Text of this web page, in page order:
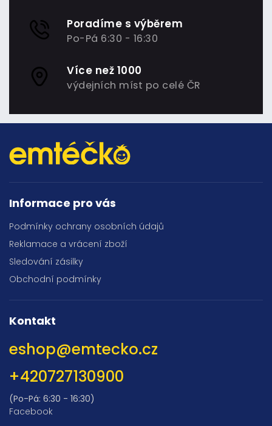
Poradíme s výběrem
Po-Pá 6:30 - 16:30
Více než 1000
výdejních míst po celé ČR
Informace pro vás
Podmínky ochrany osobních údajů
Reklamace a vrácení zboží
Sledování zásilky
Obchodní podmínky
Kontakt
eshop@emtecko.cz
+420727130900
(Po-Pá: 6:30 - 16:30)
Facebook